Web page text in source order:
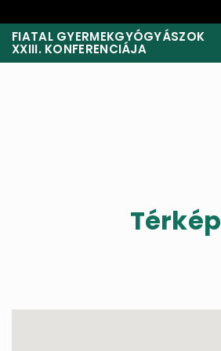
FIATAL GYERMEKGYÓGYÁSZOK
XXIII. KONFERENCIÁJA
Térkép